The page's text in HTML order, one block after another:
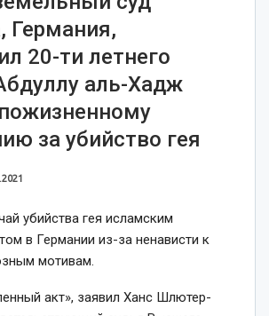
Германия,
20-ти летнего
аль-Хадж
за убийство гея
убийства гея исламским
в Германии из-за ненависти к
мотивам.
акт», заявил Ханс Шлютер-